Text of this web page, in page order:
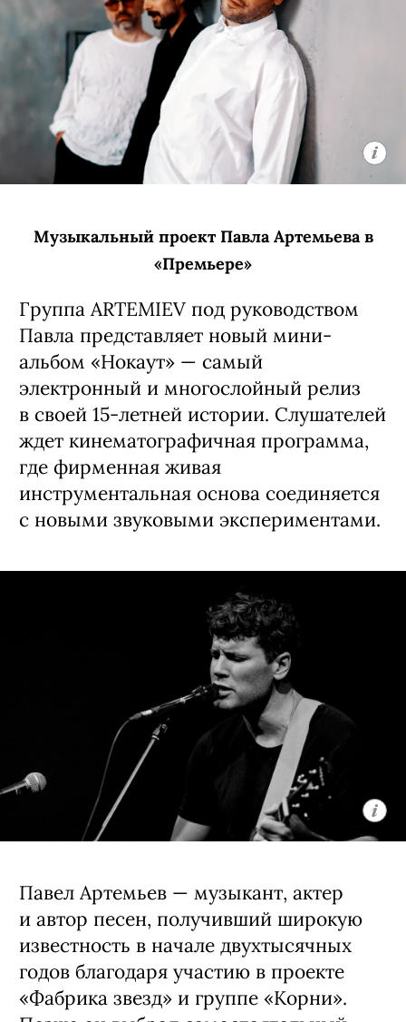
Музыкальный проект Павла Артемьева в
«Премьере»
Группа ARTEMIEV под руководством
Павла представляет новый мини-
альбом «Нокаут» — самый
электронный и многослойный релиз
в своей 15-летней истории. Слушателей